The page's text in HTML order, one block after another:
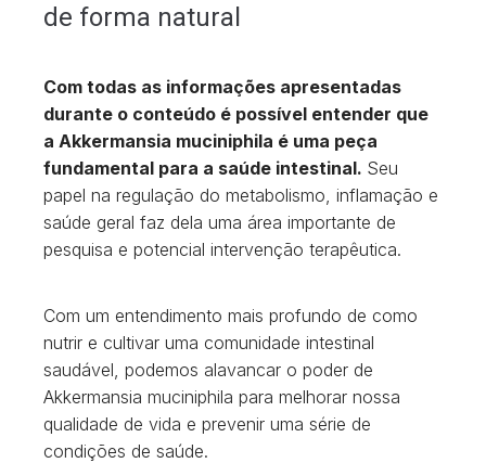
de forma natural
Com todas as informações apresentadas
durante o conteúdo é possível entender que
a Akkermansia muciniphila é uma peça
fundamental para a saúde intestinal. Seu
papel na regulação do metabolismo, inflamação e
saúde geral faz dela uma área importante de
pesquisa e potencial intervenção terapêutica.
Com um entendimento mais profundo de como
nutrir e cultivar uma comunidade intestinal
saudável, podemos alavancar o poder de
Akkermansia muciniphila para melhorar nossa
qualidade de vida e prevenir uma série de
condições de saúde.